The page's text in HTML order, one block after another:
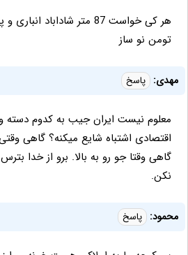
هر کی خواست 87 متر شاداباد
تومن نو ساز
مهدی: پاسخ
معلوم نیست ایران جیب به کدوم دسته
اقتصادی اشتباه شایع میکنه؟ گاهی
گاهی وقتا جو رو به بالا. برو از خدا
نکن.
محمود: پاسخ